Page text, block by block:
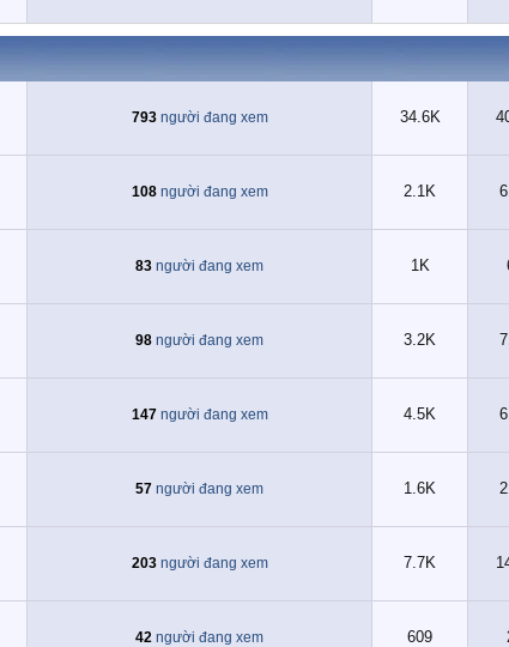
793 người đang xem 34.6K
108 người đang xem 2.1K
83 người đang xem 1K
98 người đang xem 3.2K
147 người đang xem 4.5K
57 người đang xem 1.6K
203 người đang xem 7.7K
42 người đang xem 609